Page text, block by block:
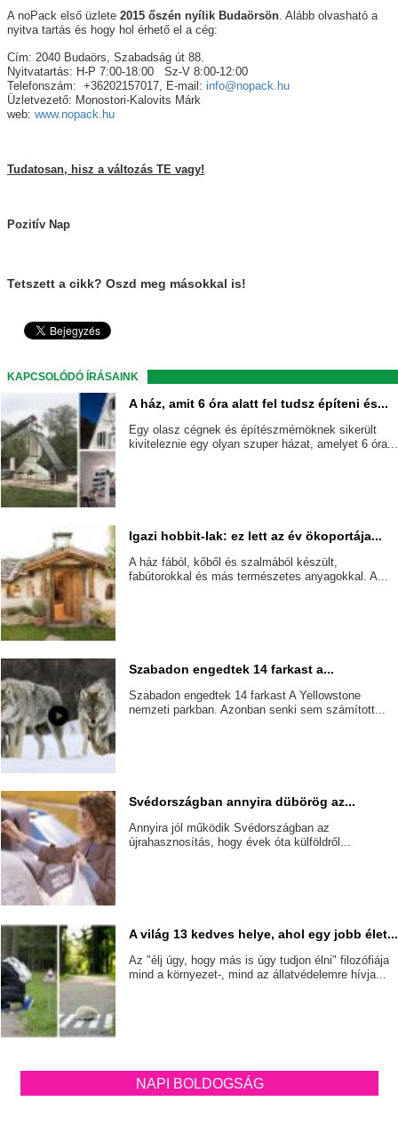
A noPack első üzlete 2015 őszén nyílik Budaörsön. Alább olvasható a
nyitva tartás és hogy hol érhető el a cég:
Cím: 2040 Budaörs, Szabadság út 88.
Nyitvatartás: H-P 7:00-18:00 Sz-V 8:00-12:00
Telefonszám: +36202157017, E-mail: info@nopack.hu
Üzletvezető: Monostori-Kalovits Márk
web: www.nopack.hu
Tudatosan, hisz a változás TE vagy!
Pozitív Nap
Tetszett a cikk? Oszd meg másokkal is!
KAPCSOLÓDÓ ÍRÁSAINK
A ház, amit 6 óra alatt fel tudsz építeni és...
Egy olasz cégnek és építészmérnöknek sikerült
kiviteleznie egy olyan szuper házat, amelyet 6 óra...
Igazi hobbit-lak: ez lett az év ökoportája...
A ház fából, kőből és szalmából készült,
fabútorokkal és más természetes anyagokkal. A...
Szabadon engedtek 14 farkast a...
Szabadon engedtek 14 farkast A Yellowstone
nemzeti parkban. Azonban senki sem számított...
Svédországban annyira dübörög az...
Annyira jól működik Svédországban az
újrahasznosítás, hogy évek óta külföldről...
A világ 13 kedves helye, ahol egy jobb élet...
Az "élj úgy, hogy más is úgy tudjon élni" filozófiája
mind a környezet-, mind az állatvédelemre hívja...
NAPI BOLDOGSÁG